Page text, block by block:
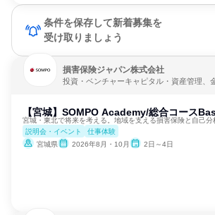
条件を保存して新着募集を
受け取りましょう
損害保険ジャパン株式会社
投資・ベンチャーキャピタル・資産管理、
【宮城】SOMPO Academy/総合コース
説明会・イベント
仕事体験
宮城県
2026年8月・10月 2日～4日